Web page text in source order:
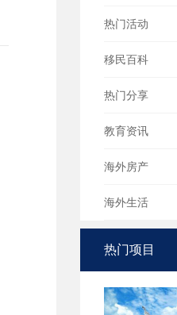
热门活动
移民百科
热门分享
教育资讯
海外房产
海外生活
热门项目